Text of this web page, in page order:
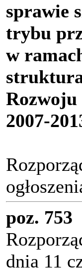
sprawie
trybu
w
2007-
poz. 753
dnia 11